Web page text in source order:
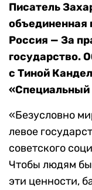
Писатель
объединенная
Россия — За
государство.
с Тиной
«Специальный
«Безусловно
левое
советского
Чтобы людям
эти ценности,